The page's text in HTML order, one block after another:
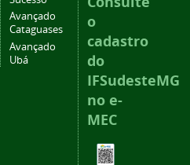
Avançado
Cataguases
Avançado
Ubá
o
cadastro
do
IFSudesteMG
no e-
MEC